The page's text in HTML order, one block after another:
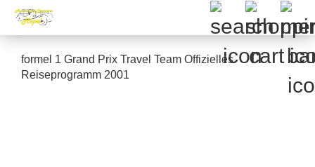
formel 1 Grand Prix Travel Team Offizielles
Reiseprogramm 2001